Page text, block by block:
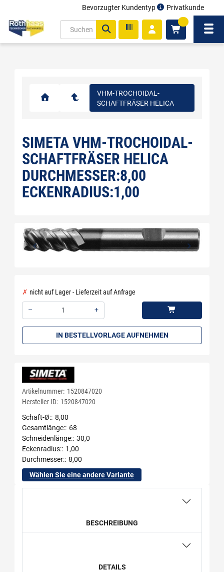
Bevorzugter Kundentyp Privatkunde
VHM-TROCHOIDAL-
SCHAFTFRÄSER HELICA
SIMETA VHM-TROCHOIDAL-
SCHAFTFRÄSER HELICA
DURCHMESSER:8,00
ECKENRADIUS:1,00
nicht auf Lager - Lieferzeit auf Anfrage
–
+
IN BESTELLVORLAGE AUFNEHMEN
Artikelnummer: 1520847020
Hersteller ID: 1520847020
Schaft-Ø: 8,00
Gesamtlänge: 68
Schneidenlänge: 30,0
Eckenradius: 1,00
Durchmesser: 8,00
Wählen Sie eine andere Variante
BESCHREIBUNG
DETAILS